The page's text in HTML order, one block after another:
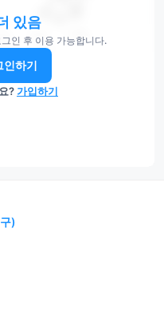
있음
인 후 이용 가능합니다.
인하기
?가입하기
)